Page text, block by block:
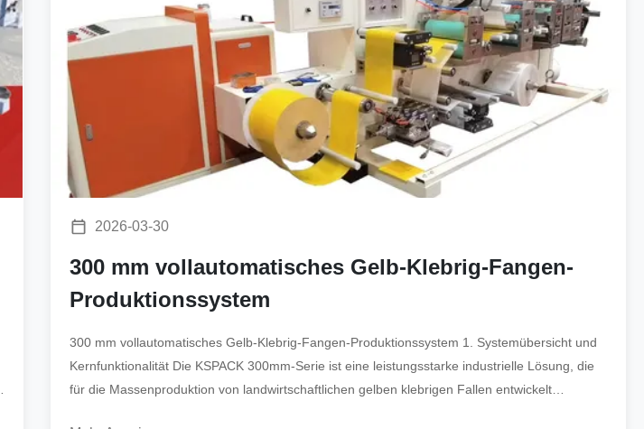
2026-03-30
300 mm vollautomatisches Gelb-Klebrig-Fangen-
Produktionssystem
300 mm vollautomatisches Gelb-Klebrig-Fangen-Produktionssystem 1. Systemübersicht und
Kernfunktionalität Die KSPACK 300mm-Serie ist eine leistungsstarke industrielle Lösung, die
für die Massenproduktion von landwirtschaftlichen gelben klebrigen Fallen entwickelt